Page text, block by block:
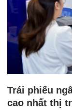
Trái phiếu
cao nhất thị